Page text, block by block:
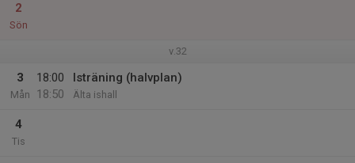
2
Sön
v.32
3
Mån
18:00
18:50
Isträning (halvplan)
Älta ishall
4
Tis